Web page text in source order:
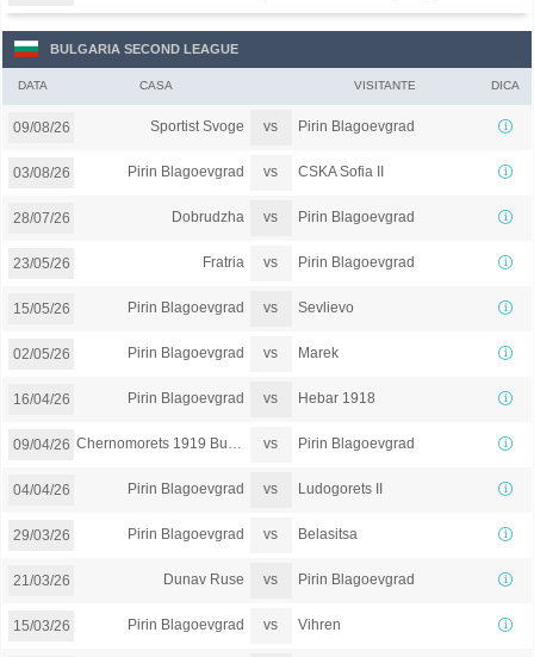
BULGARIA SECOND LEAGUE
DATA CASA VISITANTE DICA
09/08/26 Sportist Svoge vs Pirin Blagoevgrad
03/08/26 Pirin Blagoevgrad vs CSKA Sofia II
28/07/26 Dobrudzha vs Pirin Blagoevgrad
23/05/26 Fratria vs Pirin Blagoevgrad
15/05/26 Pirin Blagoevgrad vs Sevlievo
02/05/26 Pirin Blagoevgrad vs Marek
16/04/26 Pirin Blagoevgrad vs Hebar 1918
09/04/26 Chernomorets 1919 Burgas vs Pirin Blagoevgrad
04/04/26 Pirin Blagoevgrad vs Ludogorets II
29/03/26 Pirin Blagoevgrad vs Belasitsa
21/03/26 Dunav Ruse vs Pirin Blagoevgrad
15/03/26 Pirin Blagoevgrad vs Vihren